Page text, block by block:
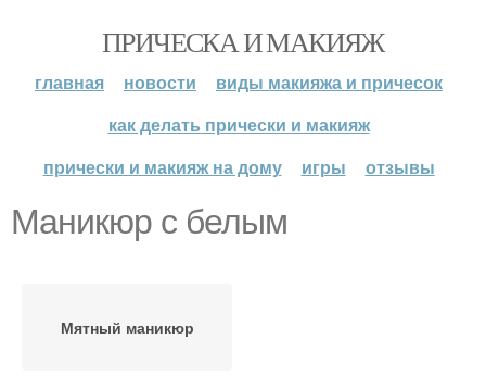
ПРИЧЕСКА И МАКИЯЖ
главная новости
виды макияжа и причесок
как делать прически и макияж
прически и макияж на дому
игры отзывы
Маникюр с белым
Мятный маникюр